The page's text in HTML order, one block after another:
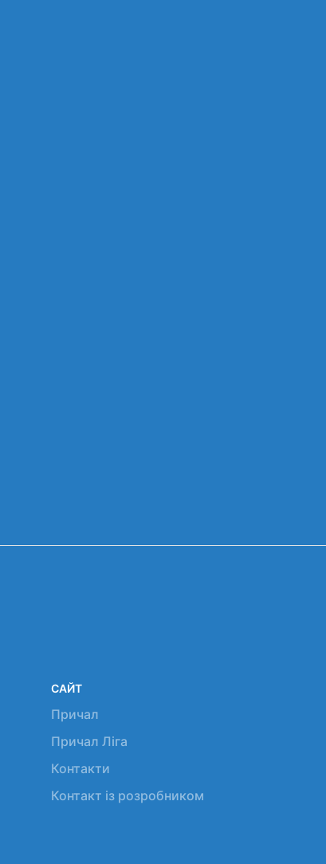
САЙТ
Причал
Причал Ліга
Контакти
Контакт із розробником